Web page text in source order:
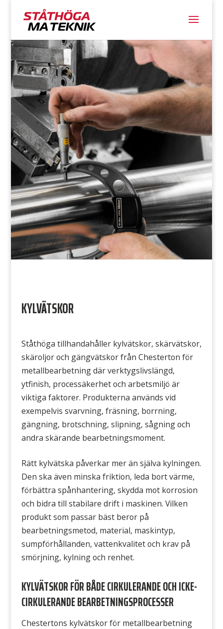
KYLVÄTSKOR
Ståthöga tillhandahåller kylvätskor, skärvätskor,
skäroljor och gängvätskor från Chesterton för
metallbearbetning där verktygslivslängd,
ytfinish, processäkerhet och arbetsmiljö är
viktiga faktorer. Produkterna används vid
exempelvis svarvning, fräsning, borrning,
gängning, brotschning, slipning, sågning och
andra skärande bearbetningsmoment.
Rätt kylvätska påverkar mer än själva kylningen.
Den ska även minska friktion, leda bort värme,
förbättra spånhantering, skydda mot korrosion
och bidra till stabilare drift i maskinen. Vilken
produkt som passar bäst beror på
bearbetningsmetod, material, maskintyp,
sumpförhållanden, vattenkvalitet och krav på
smörjning, kylning och renhet.
KYLVÄTSKOR FÖR BÅDE CIRKULERANDE OCH ICKE-
CIRKULERANDE BEARBETNINGSPROCESSER
Chestertons kylvätskor för metallbearbetning